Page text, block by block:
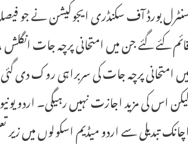
امتحانی پرچہ جات کی سربراہی روک دی
لیکن اس کی مزید اجازت نہیں رہیگی۔ اردو
اچانک تبدیلی سے اردو میڈیم اسکولوں میں زیر